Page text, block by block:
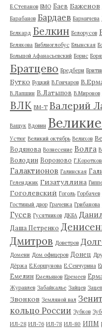
Б.Степанов БМО Баев Баженов
Барабанов Бардаев Бармичева
Белкард Белкин Белорусов
Белякова Библиоглобус Блынская
Большой Афанасьевский Борис
Братцево Бредбери
Бутко Буцкий В.Гончаров
В.Лапшин В.Латыпов В.Миронов
ВЛК ВМ-Т Валерий
Ващук Вдовин
Устюг Великий октябрь Велихов
Водянова Вознесение Волга
Володин Вороново
Галактионов Галинская
Геленджик Гизатуллина
Гоголевский Гоголь Горбачев
Гостиный двор Грачевка Грибанова
Гусев Гусятников ДКБА
Даша Петренко
Дмитров Доветров
Домени Дом офицеров Донец
Дёржа Е.Коршунова Е.Сенчурина
Емелин Емельянов Еремеев
Журавлев Забайкалье Зайцев
Звонков Земляной вал
кольцо России Зубков
ИЛ-28 ИЛ-76 ИЛ-78 ИЛ-80 ИПМ